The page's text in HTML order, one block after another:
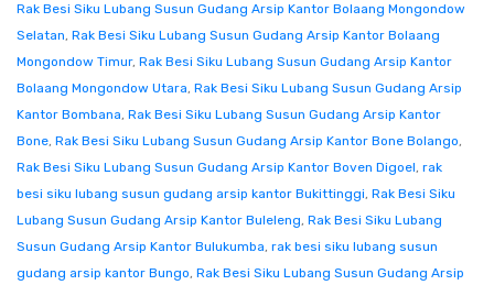
Rak Besi Siku Lubang Susun Gudang Arsip Kantor Bolaang Mongondow
Selatan, Rak Besi Siku Lubang Susun Gudang Arsip Kantor Bolaang
Mongondow Timur, Rak Besi Siku Lubang Susun Gudang Arsip Kantor
Bolaang Mongondow Utara, Rak Besi Siku Lubang Susun Gudang Arsip
Kantor Bombana, Rak Besi Siku Lubang Susun Gudang Arsip Kantor
Bone, Rak Besi Siku Lubang Susun Gudang Arsip Kantor Bone Bolango,
Rak Besi Siku Lubang Susun Gudang Arsip Kantor Boven Digoel, rak
besi siku lubang susun gudang arsip kantor Bukittinggi, Rak Besi Siku
Lubang Susun Gudang Arsip Kantor Buleleng, Rak Besi Siku Lubang
Susun Gudang Arsip Kantor Bulukumba, rak besi siku lubang susun
gudang arsip kantor Bungo, Rak Besi Siku Lubang Susun Gudang Arsip